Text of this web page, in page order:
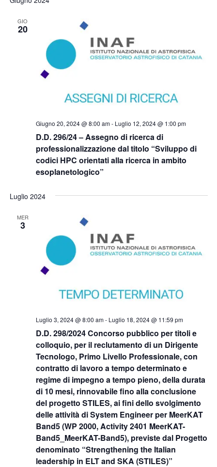
GIO
20
D.D. 296/24 – Assegno di ricerca di
professionalizzazione dal titolo “Sviluppo di
codici HPC orientati alla ricerca in ambito
esoplanetologico”
Giugno 20, 2024 @ 8:00 am- Luglio 12, 2024 @ 1:00 pm
Luglio 2024
MER
3
D.D. 298/2024 Concorso pubblico per titoli e
colloquio, per il reclutamento di un Dirigente
Tecnologo, Primo Livello Professionale, con
contratto di lavoro a tempo determinato e
regime di impegno a tempo pieno, della durata
di 10 mesi, rinnovabile fino alla conclusione
del progetto STILES, ai fini dello svolgimento
delle attività di System Engineer per MeerKAT
Band5 (WP 2000, Activity 2401 MeerKAT-
Band5_MeerKAT-Band5), previste dal Progetto
denominato “Strengthening the Italian
leadership in ELT and SKA (STILES)”
Luglio 3, 2024 @ 8:00 am- Luglio 18, 2024 @ 11:59 pm